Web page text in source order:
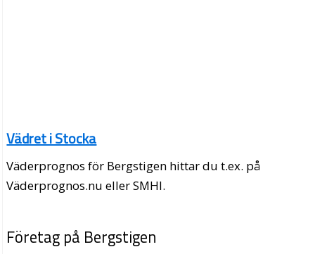
Vädret i Stocka
Väderprognos för Bergstigen hittar du t.ex. på
Väderprognos.nu eller SMHI.
Företag på Bergstigen